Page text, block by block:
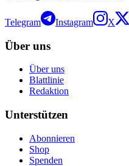
Telegram Instagram X
Über uns
Über uns
Blattlinie
Redaktion
Unterstützen
Abonnieren
Shop
Spenden